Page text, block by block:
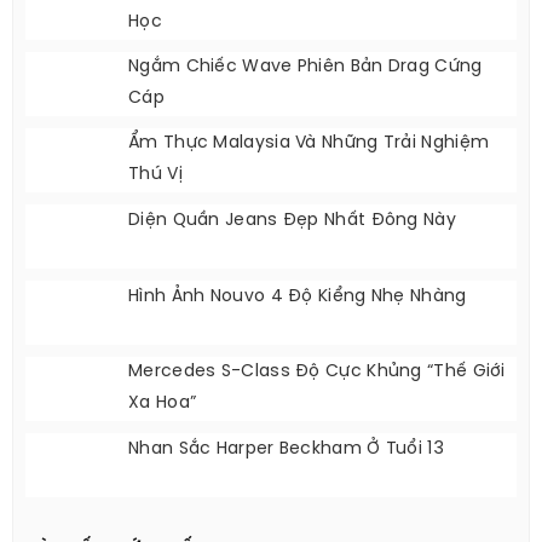
Học
Ngắm Chiếc Wave Phiên Bản Drag Cứng
Cáp
Ẩm Thực Malaysia Và Những Trải Nghiệm
Thú Vị
Diện Quần Jeans Đẹp Nhất Đông Này
Hình Ảnh Nouvo 4 Độ Kiểng Nhẹ Nhàng
Mercedes S-Class Độ Cực Khủng “Thế Giới
Xa Hoa”
Nhan Sắc Harper Beckham Ở Tuổi 13